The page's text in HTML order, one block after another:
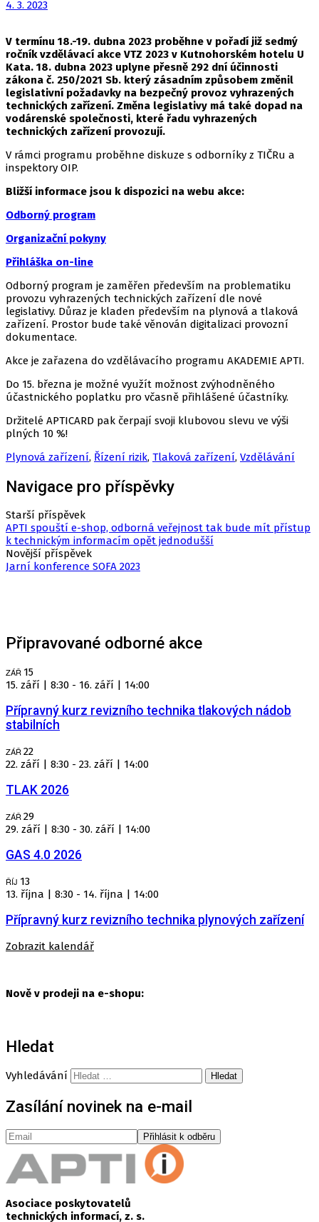
4. 3. 2023
V termínu 18.-19. dubna 2023 proběhne v pořadí již sedmý
ročník vzdělávací akce VTZ 2023 v Kutnohorském hotelu U
Kata. 18. dubna 2023 uplyne přesně 292 dní účinnosti
zákona č. 250/2021 Sb. který zásadním způsobem změnil
legislativní požadavky na bezpečný provoz vyhrazených
technických zařízení. Změna legislativy má také dopad na
vodárenské společnosti, které řadu vyhrazených
technických zařízení provozují.
V rámci programu proběhne diskuze s odborníky z TIČRu a
inspektory OIP.
Bližší informace jsou k dispozici na webu akce:
Odborný program
Organizační pokyny
Přihláška on-line
Odborný program je zaměřen především na problematiku
provozu vyhrazených technických zařízení dle nové
legislativy. Důraz je kladen především na plynová a tlaková
zařízení. Prostor bude také věnován digitalizaci provozní
dokumentace.
Akce je zařazena do vzdělávacího programu AKADEMIE APTI.
Do 15. března je možné využít možnost zvýhodněného
účastnického poplatku pro včasně přihlášené účastníky.
Držitelé APTICARD pak čerpají svoji klubovou slevu ve výši
plných 10 %!
Plynová zařízení, Řízení rizik, Tlaková zařízení, Vzdělávání
Navigace pro příspěvky
Starší příspěvek
APTI spouští e-shop, odborná veřejnost tak bude mít přístup
k technickým informacím opět jednodušší
Novější příspěvek
Jarní konference SOFA 2023
Připravované odborné akce
ZÁŘ 15
15. září | 8:30 - 16. září | 14:00
Přípravný kurz revizního technika tlakových nádob
stabilních
ZÁŘ 22
22. září | 8:30 - 23. září | 14:00
TLAK 2026
ZÁŘ 29
29. září | 8:30 - 30. září | 14:00
GAS 4.0 2026
ŘÍJ 13
13. října | 8:30 - 14. října | 14:00
Přípravný kurz revizního technika plynových zařízení
Zobrazit kalendář
Nově v prodeji na e-shopu:
Hledat
Vyhledávání
Zasílání novinek na e-mail
Asociace poskytovatelů
technických informací, z. s.